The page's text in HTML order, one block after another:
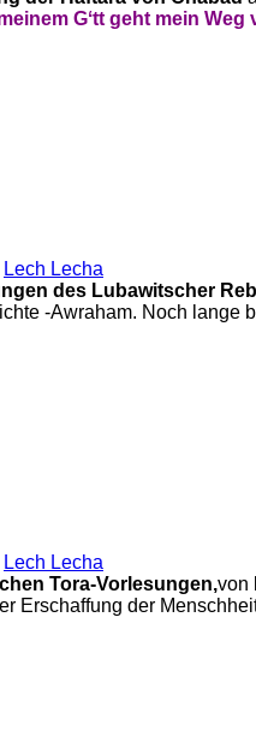
Gʻtt geht mein Weg
Lech Lecha
des Lubawitscher
-Awraham. Noch
Lech Lecha
Tora-Vorlesungen,von
Erschaffung der